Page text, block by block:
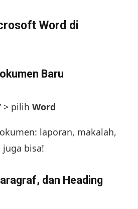
Word di
Baru
> pilih Word
laporan, makalah,
bisa!
dan Heading